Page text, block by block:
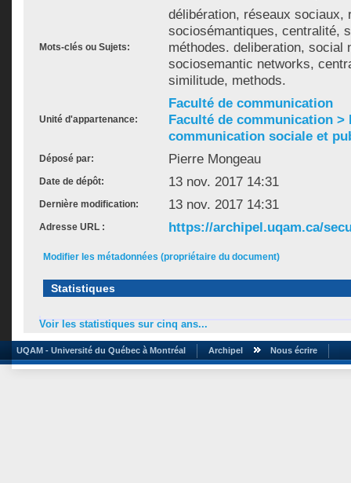
Mots-clés ou Sujets:
délibération, réseaux sociaux,
sociosémantiques, centralité,
méthodes. deliberation, social
sociosemantic networks,
similitude, methods.
Unité d'appartenance:
Faculté de communication
Faculté de communication >
communication sociale et
Déposé par: Pierre Mongeau
Date de dépôt: 13 nov. 2017 14:31
Dernière modification: 13 nov. 2017 14:31
Adresse URL : https://archipel.uqam.ca/
Modifier les métadonnées (propriétaire du document)
Statistiques
Voir les statistiques sur cinq ans...
UQAM - Université du Québec à Montréal Archipel Nous écrire